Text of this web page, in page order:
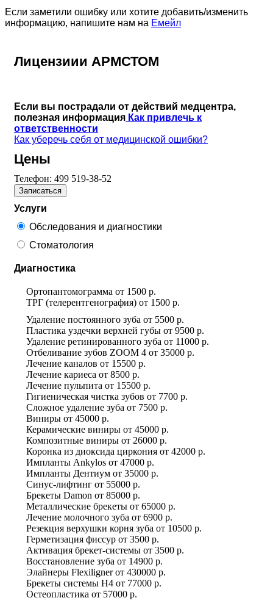
Если заметили ошибку или хотите добавить/изменить
информацию, напишите нам на Емейл
Лицензиии АРМСТОМ
Если вы пострадали от действий медцентра,
полезная информация Как привлечь к
ответственности
Как уберечь себя от медицинской ошибки?
Цены
Телефон: 499 519-38-52
Записаться
Услуги
Обследования и диагностики
Стоматология
Диагностика
Ортопантомограмма от 1500 р.
ТРГ (телерентгенография) от 1500 р.
Удаление постоянного зуба от 5500 р.
Пластика уздечки верхней губы от 9500 р.
Удаление ретинированного зуба от 11000 р.
Отбеливание зубов ZOOM 4 от 35000 р.
Лечение каналов от 15500 р.
Лечение кариеса от 8500 р.
Лечение пульпита от 15500 р.
Гигиеническая чистка зубов от 7700 р.
Сложное удаление зуба от 7500 р.
Виниры от 45000 р.
Керамические виниры от 45000 р.
Композитные виниры от 26000 р.
Коронка из диоксида циркония от 42000 р.
Импланты Ankylos от 47000 р.
Импланты Дентиум от 35000 р.
Синус-лифтинг от 55000 р.
Брекеты Damon от 85000 р.
Металлические брекеты от 65000 р.
Лечение молочного зуба от 6900 р.
Резекция верхушки корня зуба от 10500 р.
Герметизация фиссур от 3500 р.
Активация брекет-системы от 3500 р.
Восстановление зуба от 14900 р.
Элайнеры Flexilignerот 430000 р.
Брекеты системы H4 от 77000 р.
Остеопластика от 57000 р.